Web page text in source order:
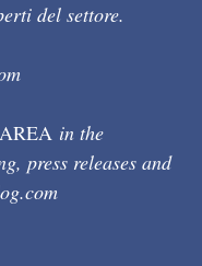
del settore.
in the
press releases and